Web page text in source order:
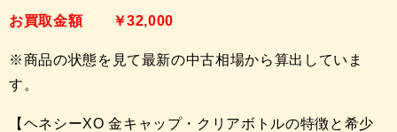
お買取金額 ￥32,000
※商品の状態を見て最新の中古相場から算出していま
す。
【ヘネシーXO 金キャップ・クリアボトルの特徴と希少